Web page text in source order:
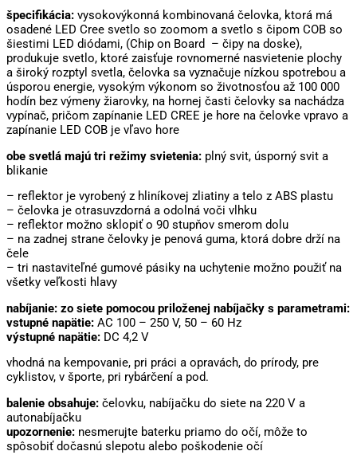
špecifikácia: vysokovýkonná kombinovaná čelovka, ktorá má
osadené LED Cree svetlo so zoomom a svetlo s čipom COB so
šiestimi LED diódami, (Chip on Board – čipy na doske),
produkuje svetlo, ktoré zaisťuje rovnomerné nasvietenie plochy
a široký rozptyl svetla, čelovka sa vyznačuje nízkou spotrebou a
úsporou energie, vysokým výkonom so životnosťou až 100 000
hodín bez výmeny žiarovky, na hornej časti čelovky sa nachádza
vypínač, pričom zapínanie LED CREE je hore na čelovke vpravo a
zapínanie LED COB je vľavo hore
obe svetlá majú tri režimy svietenia: plný svit, úsporný svit a
blikanie
– reflektor je vyrobený z hliníkovej zliatiny a telo z ABS plastu
– čelovka je otrasuvzdorná a odolná voči vlhku
– reflektor možno sklopiť o 90 stupňov smerom dolu
– na zadnej strane čelovky je penová guma, ktorá dobre drží na
čele
– tri nastaviteľné gumové pásiky na uchytenie možno použiť na
všetky veľkosti hlavy
nabíjanie: zo siete pomocou priloženej nabíjačky s parametrami:
vstupné napätie: AC 100 – 250 V, 50 – 60 Hz
výstupné napätie: DC 4,2 V
vhodná na kempovanie, pri práci a opravách, do prírody, pre
cyklistov, v športe, pri rybárčení a pod.
balenie obsahuje: čelovku, nabíjačku do siete na 220 V a
autonabíjačku
upozornenie: nesmerujte baterku priamo do očí, môže to
spôsobiť dočasnú slepotu alebo poškodenie očí